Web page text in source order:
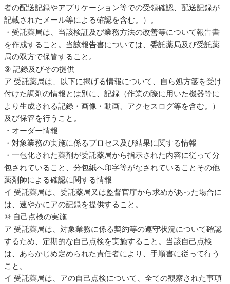
者の配送記録やアプリケーション等での受領確認、配送記録が
記載されたメール等による確認を含む。）。
・受託薬局は、当該検証及び業務方法の改善等について報告書
を作成すること。当該報告書については、委託薬局及び受託薬
局の双方で保管すること。
⑨ 記録及びその提供
ア 受託薬局は、以下に掲げる情報について、自ら処方箋を受け
付けた調剤の情報とは別に、記録（作業の際に用いた機器等に
より生成される記録・画像・動画、アクセスログ等を含む。）
及び保管を行うこと。
・オーダー情報
・対象業務の実施に係るプロセス及び結果に関する情報
・一包化された薬剤が委託薬局から指示された内容に従って分
包されていること、分包紙へ印字等がなされていることその他
薬剤師による確認に関する情報
イ 受託薬局は、委託薬局又は監督官庁から求めがあった場合に
は、速やかにアの記録を提供すること。
⑩ 自己点検の実施
ア 受託薬局は、対象業務に係る契約等の遵守状況について確認
するため、定期的な自己点検を実施すること。当該自己点検
は、あらかじめ定められた責任者により、手順書に従って行う
こと。
イ 受託薬局は、アの自己点検について、全ての観察された事項